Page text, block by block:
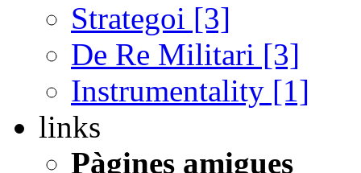
Strategoi [3]
De Re Militari [3]
Instrumentality [1]
links
Pàgines amigues